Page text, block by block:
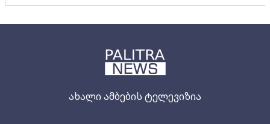
ახალი ამბების ტელევიზია